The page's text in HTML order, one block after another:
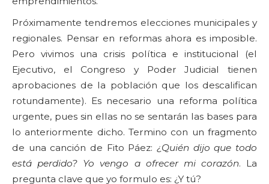
Próximamente tendremos elecciones municipales y
regionales. Pensar en reformas ahora es imposible.
Pero vivimos una crisis política e institucional (el
Ejecutivo, el Congreso y Poder Judicial tienen
aprobaciones de la población que los descalifican
rotundamente). Es necesario una reforma política
urgente, pues sin ellas no se sentarán las bases para
lo anteriormente dicho. Termino con un fragmento
de una canción de Fito Páez: ¿Quién dijo que todo
está perdido? Yo vengo a ofrecer mi corazón. La
pregunta clave que yo formulo es: ¿Y tú?